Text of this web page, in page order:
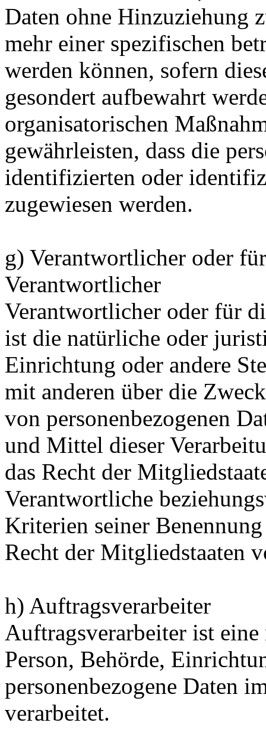
Daten ohne Hinzuziehung
mehr einer spezifischen
werden können, sofern
gesondert aufbewahrt
organisatorischen
gewährleisten, dass die
identifizierten oder
zugewiesen werden.
g) Verantwortlicher oder
Verantwortlicher
Verantwortlicher oder für
ist die natürliche oder
Einrichtung oder andere
mit anderen über die
von personenbezogenen
und Mittel dieser
das Recht der
Verantwortliche
Kriterien seiner
Recht der Mitgliedstaaten
h) Auftragsverarbeiter
Auftragsverarbeiter ist
Person, Behörde,
personenbezogene Daten
verarbeitet.